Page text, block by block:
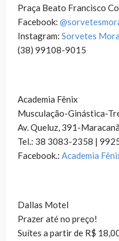
Praça Beato Francisco
Facebook:
Instagram: Sorvetes
(38) 99108-9015
Academia Fênix
Musculação-Ginástica-
Av. Queluz, 391-Maracanã
Tel.: 38 3083-2358 |
Facebook.: Academia
Dallas Motel
Prazer até no preço!
Suítes a partir de R$